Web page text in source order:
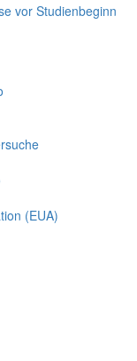
vor Studienbeginn